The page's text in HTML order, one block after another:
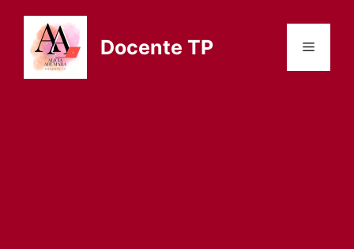
contenido
Docente TP Menú